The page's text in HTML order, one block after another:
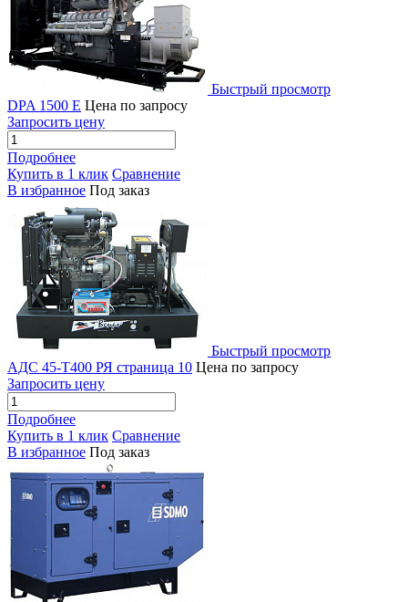
Быстрый просмотр
DPA 1500 E Цена по запросу
Запросить цену
Подробнее
Купить в 1 клик Сравнение
В избранное Под заказ
Быстрый просмотр
АДС 45-Т400 РЯ страница 10 Цена по запросу
Запросить цену
Подробнее
Купить в 1 клик Сравнение
В избранное Под заказ